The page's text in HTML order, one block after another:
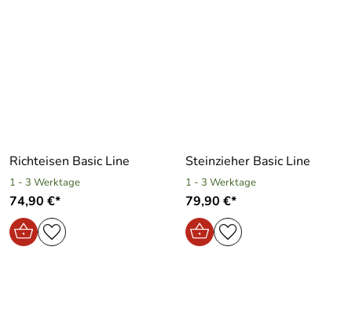
Richteisen Basic Line
1 - 3 Werktage
74,90 €*
Steinzieher Basic Line
1 - 3 Werktage
79,90 €*